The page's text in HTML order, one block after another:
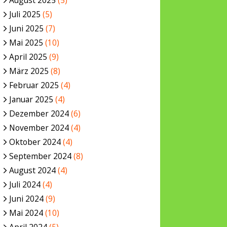
Juli 2025 (5)
Juni 2025 (7)
Mai 2025 (10)
April 2025 (9)
März 2025 (8)
Februar 2025 (4)
Januar 2025 (4)
Dezember 2024(6)
November 2024(4)
Oktober 2024(4)
September 2024(8)
August 2024(4)
Juli 2024(4)
Juni 2024(9)
Mai 2024(10)